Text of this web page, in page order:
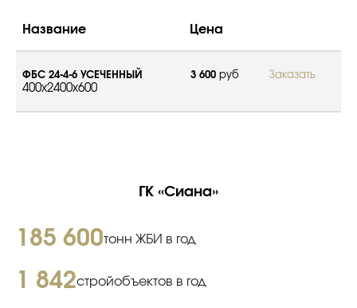
Название Цена
ФБС 24-4-6 УСЕЧЕННЫЙ
400x2400x600
3 600 руб Заказать
ГК «Сиана»
185 600тонн ЖБИ в год
1 842стройобъектов в год